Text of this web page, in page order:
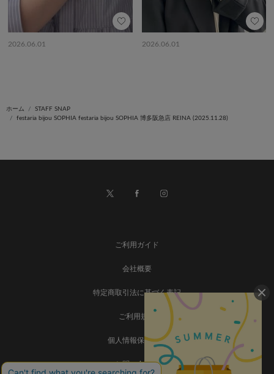
2026.06.01 2026.06.01
ホーム
STAFF SNAP
festaria bijou SOPHIA festaria bijou SOPHIA 博多阪急店 REINA (2025.11.28)
ご利用ガイド
会社概要
特定商取引法に基づく表記
ご利用規約
個人情報保護方針
お問い合わせ